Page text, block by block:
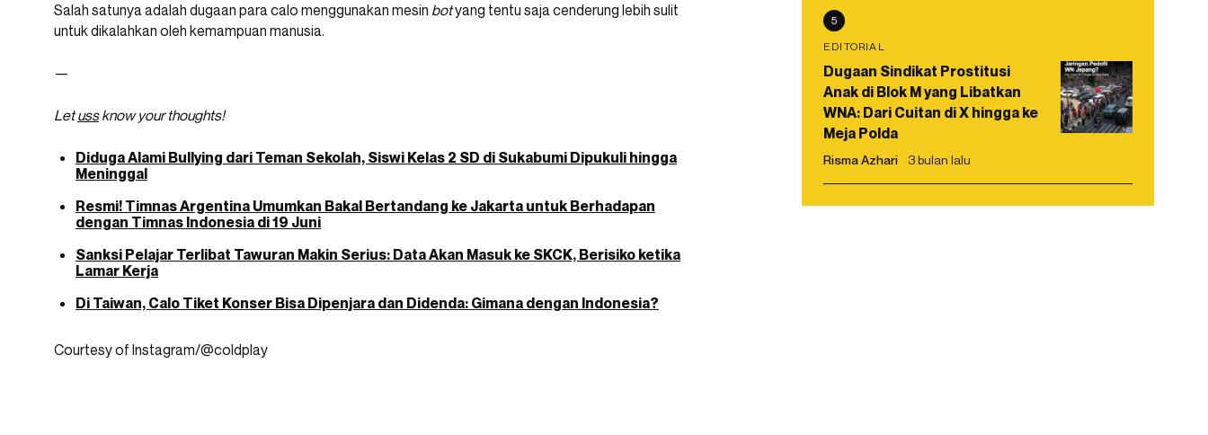
Salah satunya adalah dugaan para calo menggunakan mesin botyang tentu saja cenderung lebih sulit
untuk dikalahkan oleh kemampuan manusia.
—
Letussknow your thoughts!
Diduga Alami Bullying dari Teman Sekolah, Siswi Kelas 2 SD di Sukabumi Dipukuli hingga
Meninggal
Resmi! Timnas Argentina Umumkan Bakal Bertandang ke Jakarta untuk Berhadapan
dengan Timnas Indonesia di 19 Juni
Sanksi Pelajar Terlibat Tawuran Makin Serius: Data Akan Masuk ke SKCK, Berisiko ketika
Lamar Kerja
Di Taiwan, Calo Tiket Konser Bisa Dipenjara dan Didenda: Gimana dengan Indonesia?
Courtesy of Instagram/@coldplay
5
EDITORIAL
Dugaan Sindikat Prostitusi
Anak di Blok M yang Libatkan
WNA: Dari Cuitan di X hingga ke
Meja Polda
Risma Azhari 3 bulan lalu